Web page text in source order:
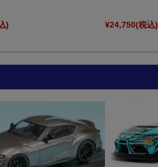
) ¥24,750(税込)